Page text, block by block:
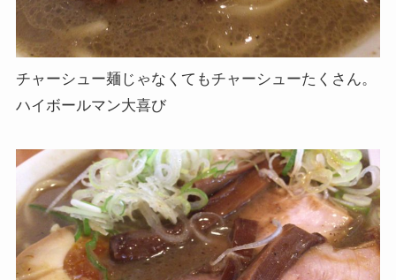
チャーシュー麺じゃなくてもチャーシューたくさん。
ハイボールマン大喜び